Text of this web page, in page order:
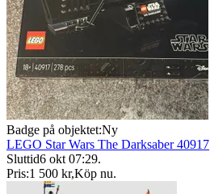
Badge på objektet:Ny
LEGO Star Wars The Darksaber 40917
Sluttid6 okt 07:29.
Pris:1 500 kr,Köp nu.